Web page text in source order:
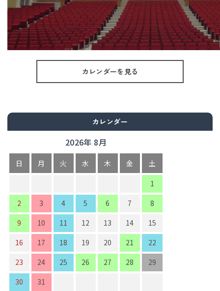
カレンダーを見る
カレンダー
2026年 8月
日 月 火 水 木 金 土
1
2
3 4 5 6 7
8
9
10 11 12 13 14
15
16
17 18 19 20 21
22
23
24 25 26 27 28
29
30
31